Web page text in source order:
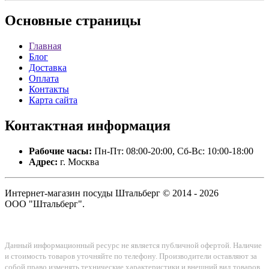
Основные страницы
Главная
Блог
Доставка
Оплата
Контакты
Карта сайта
Контактная информация
Рабочие часы: Пн-Пт: 08:00-20:00, Сб-Вс: 10:00-18:00
Адрес: г. Москва
Интернет-магазин посуды Штальберг © 2014 - 2026
ООО "Штальберг".
Данный информационный ресурс не является публичной офертой. Наличие
и стоимость товаров уточняйте по телефону. Производители оставляют за
собой право изменять технические характеристики и внешний вид товаров